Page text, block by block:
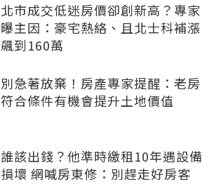
北市成交低迷房價卻創新高？專家
曝主因：豪宅熱絡、且北士科補漲
飆到160萬
別急著放棄！房產專家提醒：老房
符合條件有機會提升土地價值
誰該出錢？他準時繳租10年遇設備
損壞 網喊房東修：別趕走好房客